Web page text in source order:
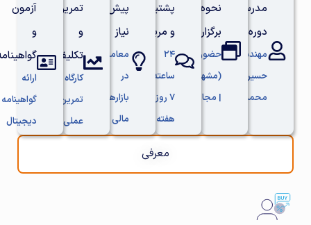
معرفی
مدرس
دوره
مهندس
حسین
محمدپور
نحوه
برگزاری
حضوری
(مشهد)
| مجازی
پشتیبانی
و مربی
۲۴
ساعته /
۷ روز
هفته
پیش
نیاز
معامله
در
بازارهای
مالی
تمرین
و
تکلیف
کارگاه و
تمرین
عملی
آزمون
و
ارائه
گواهینامه
دیجیتال